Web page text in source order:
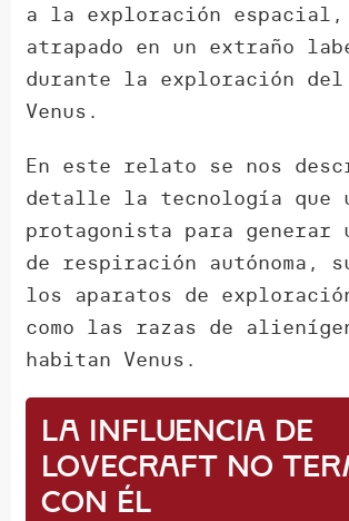
a la exploración espacial,
atrapado en un extraño
durante la exploración del
Venus.
En este relato se nos
detalle la tecnología que
protagonista para generar
de respiración autónoma,
los aparatos de
como las razas de
habitan Venus.
La influencia de
Lovecraft no
con él